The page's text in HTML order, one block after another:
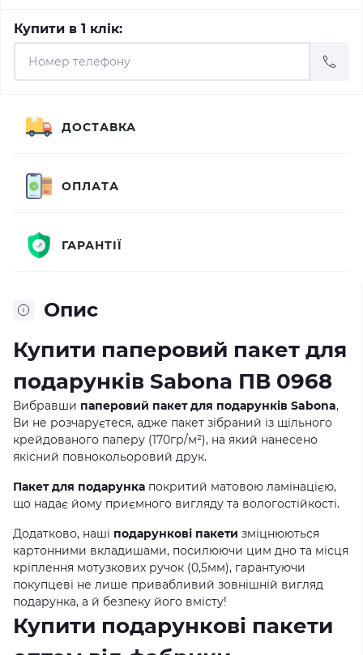
Купити в 1 клік:
Опис
Купити паперовий пакет для
подарунків Sabona ПВ 0968
Вибравши паперовий пакет для подарунків Sabona,
Ви не розчаруєтеся, адже пакет зібраний із щільного
крейдованого паперу (170гр/м²), на який нанесено
якісний повнокольоровий друк.
Пакет для подарунка покритий матовою ламінацією,
що надає йому приємного вигляду та вологостійкості.
Додатково, наші подарункові пакети зміцнюються
картонними вкладишами, посилюючи цим дно та місця
кріплення мотузкових ручок (0,5мм), гарантуючи
покупцеві не лише привабливий зовнішній вигляд
подарунка, а й безпеку його вмісту!
Купити подарункові пакети
ДОСТАВКА
ОПЛАТА
ГАРАНТІЇ